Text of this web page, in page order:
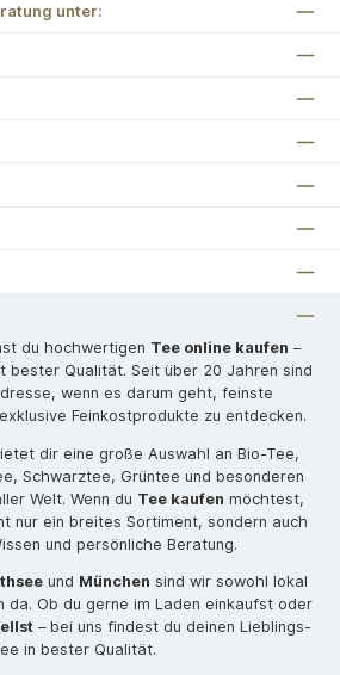
unter:
du hochwertigen Tee online kaufen –
bester Qualität. Seit über 20 Jahren sind
wenn es darum geht, feinste
Feinkostprodukte zu entdecken.
dir eine große Auswahl an Bio-Tee,
Schwarztee, Grüntee und besonderen
Welt. Wenn du Tee kaufen möchtest,
nur ein breites Sortiment, sondern auch
und persönliche Beratung.
und München sind wir sowohl lokal
da. Ob du gerne im Laden einkaufst oder
– bei uns findest du deinen Lieblings-
in bester Qualität.